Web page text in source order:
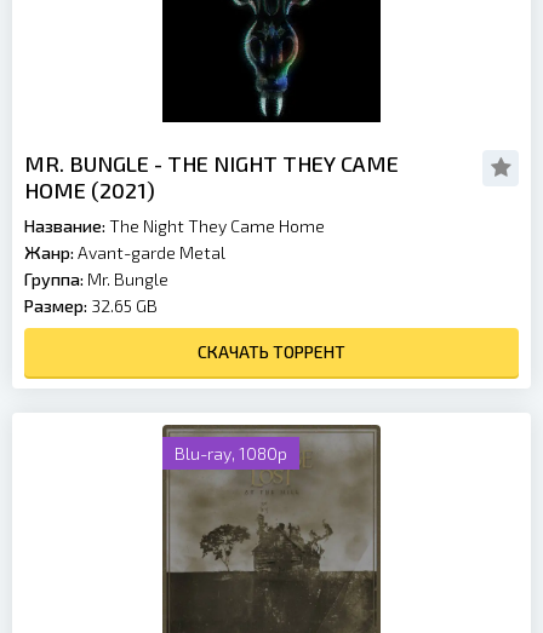
MR. BUNGLE - THE NIGHT THEY CAME
HOME (2021)
Название: The Night They Came Home
Жанр: Avant-garde Metal
Группа: Mr. Bungle
Размер: 32.65 GB
СКАЧАТЬ ТОРРЕНТ
Blu-ray, 1080p